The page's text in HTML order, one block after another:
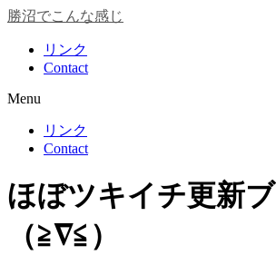
勝沼でこんな感じ
リンク
Contact
Menu
リンク
Contact
ほぼツキイチ更新
（≧∇≦）